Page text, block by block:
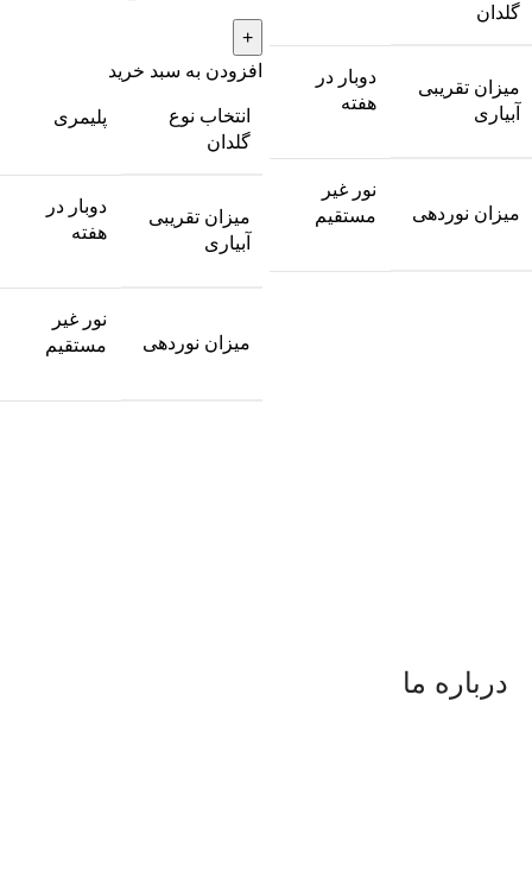
گلدان
میزان تقریبی
آبیاری
دوبار در
هفته
میزان نوردهی
نور غیر
مستقیم
افزودن به سبد خرید
انتخاب نوع
گلدان
پلیمری
میزان تقریبی
آبیاری
دوبار در
هفته
میزان نوردهی
نور غیر
مستقیم
درباره ما